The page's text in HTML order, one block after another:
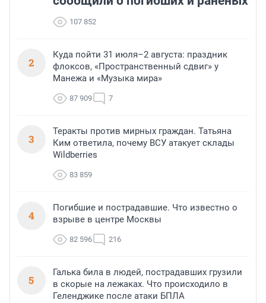
107 852
2
Куда пойти 31 июля–2 августа: праздник
флоксов, «Пространственный сдвиг» у
Манежа и «Музыка мира»
87 909 7
3
Теракты против мирных граждан. Татьяна
Ким ответила, почему ВСУ атакует склады
Wildberries
83 859
4
Погибшие и пострадавшие. Что известно о
взрыве в центре Москвы
82 596 216
5
Галька била в людей, пострадавших грузили
в скорые на лежаках. Что происходило в
Геленджике после атаки БПЛА